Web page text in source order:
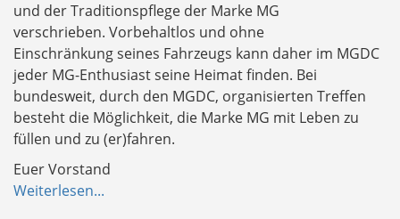
und der Traditionspflege der Marke MG
verschrieben. Vorbehaltlos und ohne
Einschränkung seines Fahrzeugs kann daher im MGDC
jeder MG-Enthusiast seine Heimat finden. Bei
bundesweit, durch den MGDC, organisierten Treffen
besteht die Möglichkeit, die Marke MG mit Leben zu
füllen und zu (er)fahren.
Euer Vorstand
Weiterlesen...